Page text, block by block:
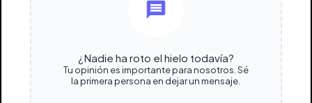
¿Nadie ha roto el hielo todavía?
Tu opinión es importante para nosotros. Sé
la primera persona en dejar un mensaje.